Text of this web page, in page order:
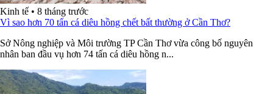
Kinh tế • 8 tháng trước
Vì sao hơn 70 tấn cá diêu hồng chết bất thường ở Cần Thơ?
Sở Nông nghiệp và Môi trường TP Cần Thơ vừa công bố nguyên
nhân ban đầu vụ hơn 74 tấn cá diêu hồng n...